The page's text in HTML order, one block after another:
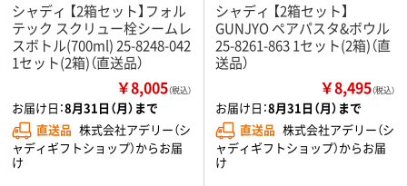
シャディ 【2箱セット】フォル
テック スクリュー栓シームレ
スボトル(700ml) 25-8248-042
1セット(2箱)（直送品）
￥8,005（税込）
お届け日：8月31日（月）まで
直送品 株式会社アデリー（シ
ャディギフトショップ）からお届
け
シャディ 【2箱セット】
GUNJYO ペアパスタ&ボウル
25-8261-863 1セット(2箱)（直
送品）
￥8,495（税込）
お届け日：8月31日（月）まで
直送品 株式会社アデリー（シ
ャディギフトショップ）からお届
け